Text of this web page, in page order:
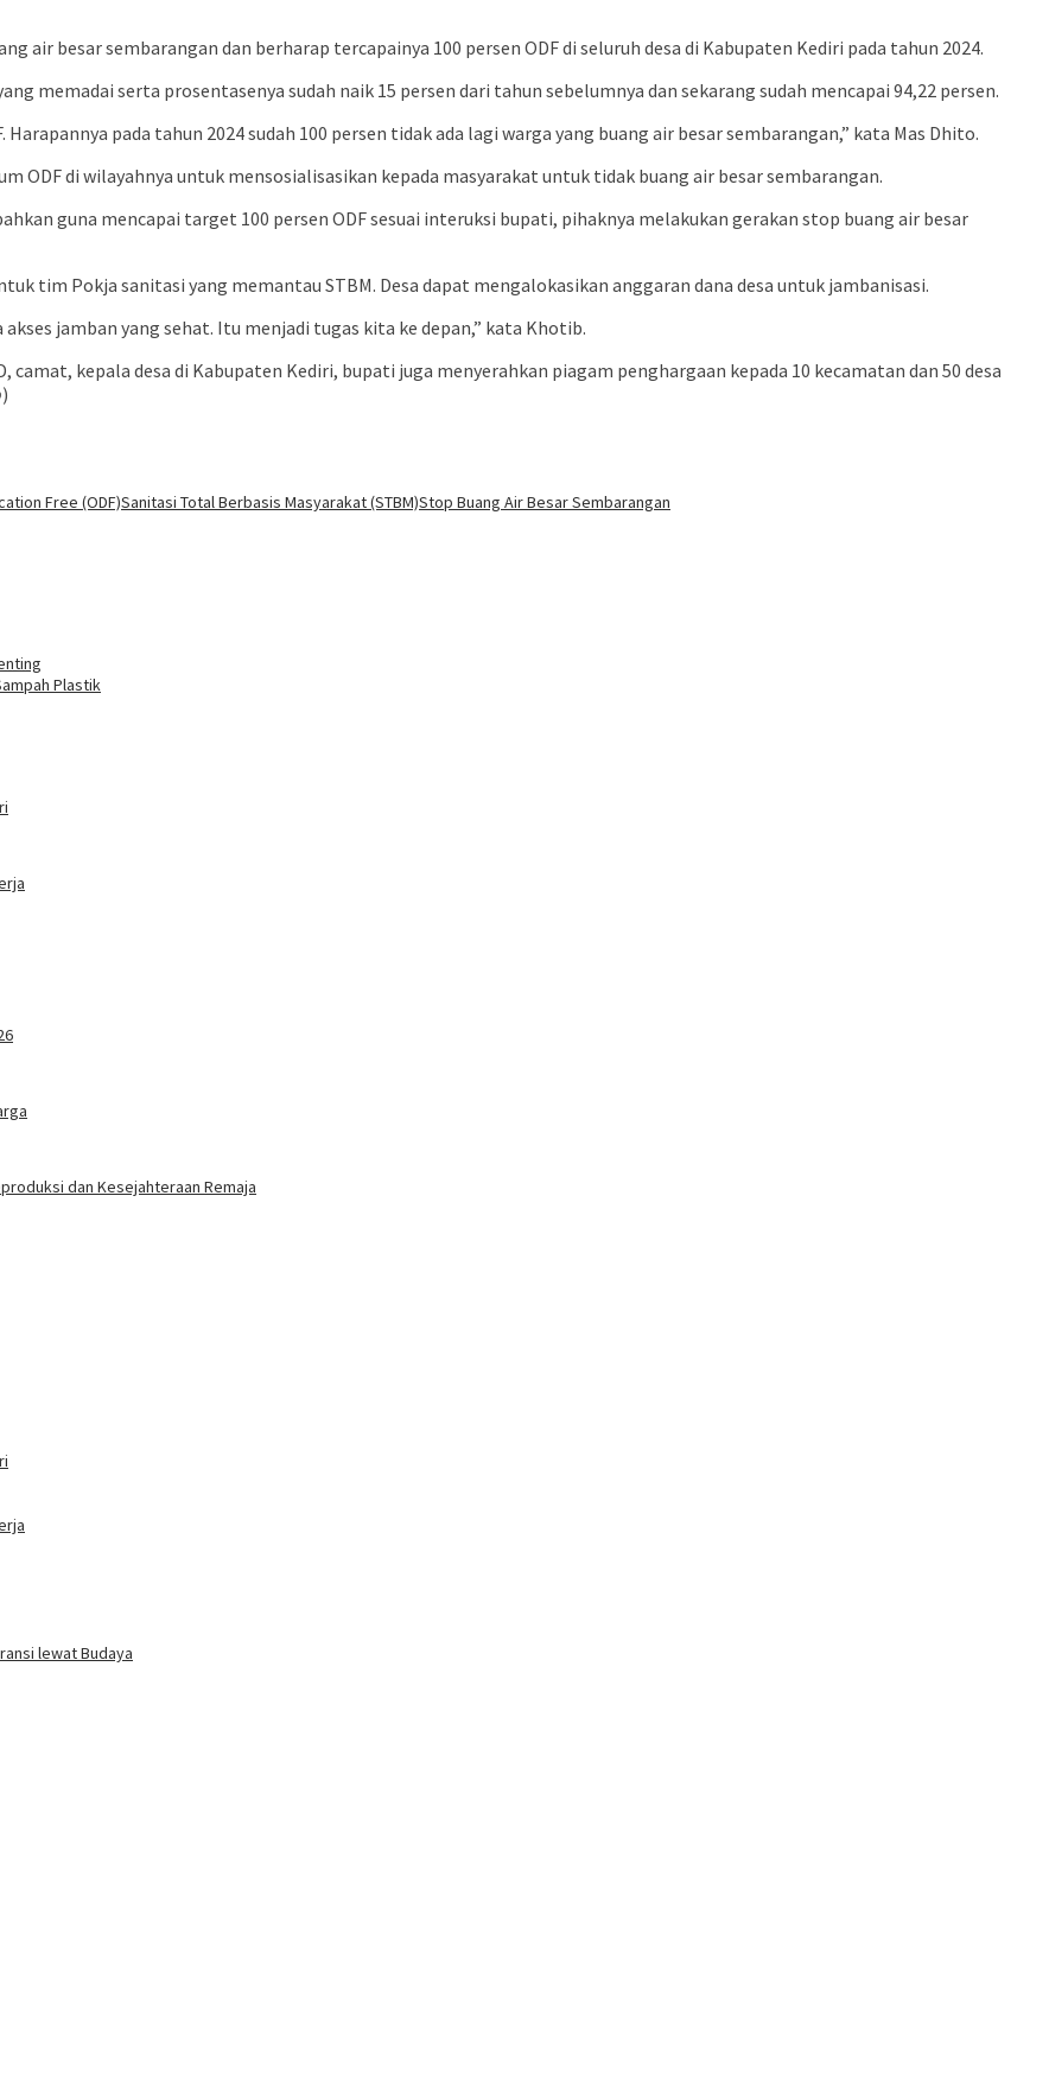
air besar sembarangan dan berharap tercapainya 100 persen ODF di seluruh desa di Kabupaten Kediri pada tahun 2024.
memadai serta prosentasenya sudah naik 15 persen dari tahun sebelumnya dan sekarang sudah mencapai 94,22 persen.
pada tahun 2024 sudah 100 persen tidak ada lagi warga yang buang air besar sembarangan,” kata Mas Dhito.
ODF di wilayahnya untuk mensosialisasikan kepada masyarakat untuk tidak buang air besar sembarangan.
guna mencapai target 100 persen ODF sesuai interuksi bupati, pihaknya melakukan gerakan stop buang air besar
tim Pokja sanitasi yang memantau STBM. Desa dapat mengalokasikan anggaran dana desa untuk jambanisasi.
jamban yang sehat. Itu menjadi tugas kita ke depan,” kata Khotib.
camat, kepala desa di Kabupaten Kediri, bupati juga menyerahkan piagam penghargaan kepada 10 kecamatan dan 50 desa
)
Free (ODF)Sanitasi Total Berbasis Masyarakat (STBM)Stop Buang Air Besar Sembarangan
Plastik
dan Kesejahteraan Remaja
lewat Budaya